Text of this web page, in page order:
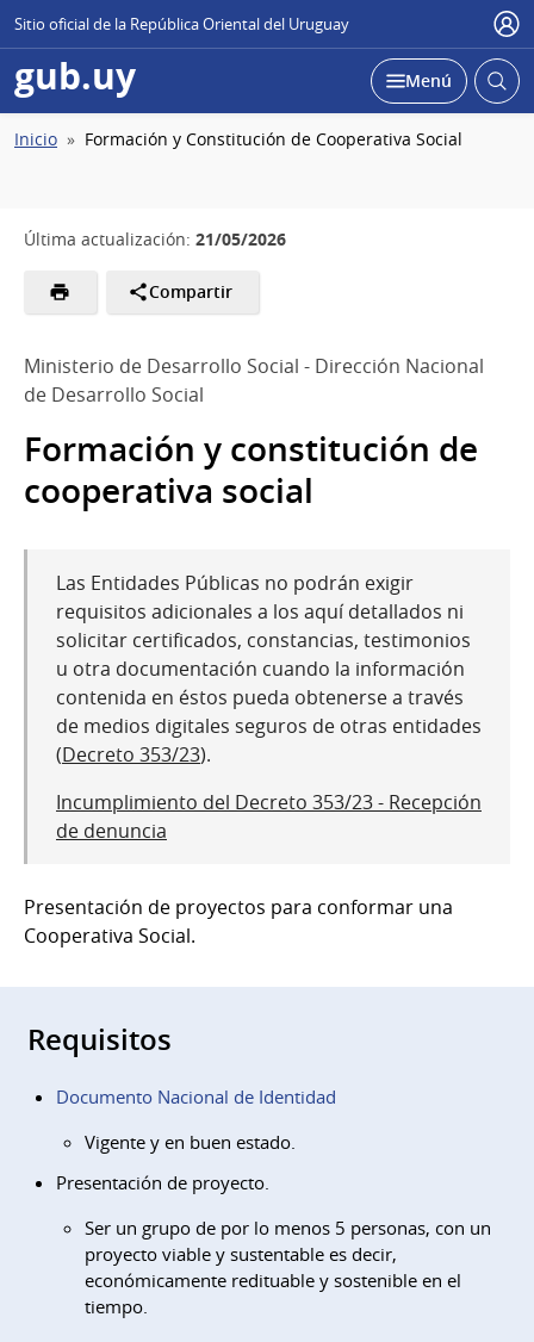
Sitio oficial de la República Oriental del Uruguay
gub.uy Desplegar
Menú Abrir
Ruta
Inicio Formación y Constitución de Cooperativa Social
Última actualización: 21/05/2026
Compartir
Ministerio de Desarrollo Social - Dirección Nacional
de Desarrollo Social
Formación y constitución de
cooperativa social
Las Entidades Públicas no podrán exigir
requisitos adicionales a los aquí detallados ni
solicitar certificados, constancias, testimonios
u otra documentación cuando la información
contenida en éstos pueda obtenerse a través
de medios digitales seguros de otras entidades
(Decreto 353/23).
Incumplimiento del Decreto 353/23 - Recepción
de denuncia
Presentación de proyectos para conformar una
Cooperativa Social.
Requisitos
Documento Nacional de Identidad
Vigente y en buen estado.
Presentación de proyecto.
Ser un grupo de por lo menos 5 personas, con un
proyecto viable y sustentable es decir,
económicamente redituable y sostenible en el
tiempo.